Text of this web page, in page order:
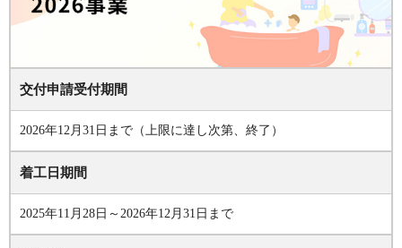
交付申請受付期間
2026年12月31日まで（上限に達し次第、終了）
着工日期間
2025年11月28日～2026年12月31日まで